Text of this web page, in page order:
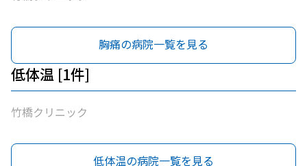
胸痛の病院一覧を見る
低体温 [1件]
竹橋クリニック
低体温の病院一覧を見る